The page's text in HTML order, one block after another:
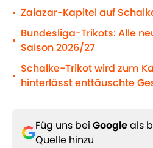
• Zalazar-Kapitel auf
•
Bundesliga-Trikots: Alle
Saison 2026/27
•
Schalke-Trikot wird zum
hinterlässt enttäuschte
Füg uns bei Googleals
Quelle hinzu